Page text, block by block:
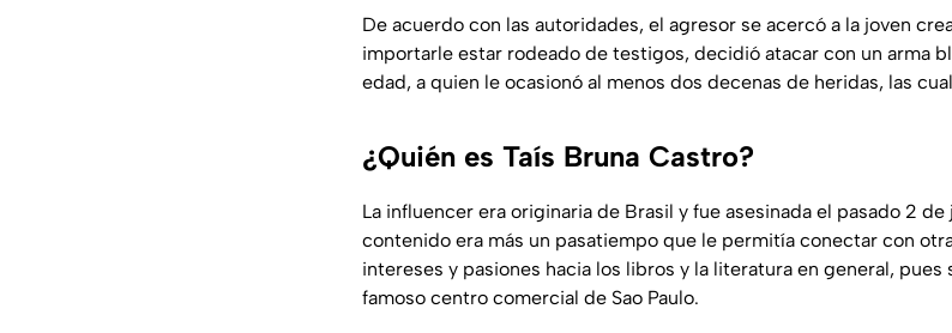
De acuerdo con las autoridades, el agresor se acercó a la joven
importarle estar rodeado de testigos, decidió atacar con un arma
edad, a quien le ocasionó al menos dos decenas de heridas, las
¿Quién es Taís Bruna Castro?
La influencer era originaria de Brasil y fue asesinada el pasado 2
contenido era más un pasatiempo que le permitía conectar con
intereses y pasiones hacia los libros y la literatura en general, pues
famoso centro comercial de Sao Paulo.